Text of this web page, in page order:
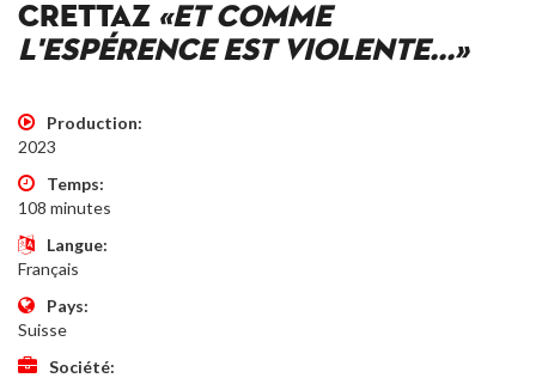
CRETTAZ «ET COMME
L'ESPÉRENCE EST VIOLENTE...»
Production
2023
Temps
108 minutes
Langue
Français
Pays
Suisse
Société